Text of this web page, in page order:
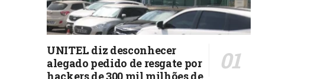
UNITEL diz desconhecer
alegado pedido de resgate por
hackers de 300 mil milhões de